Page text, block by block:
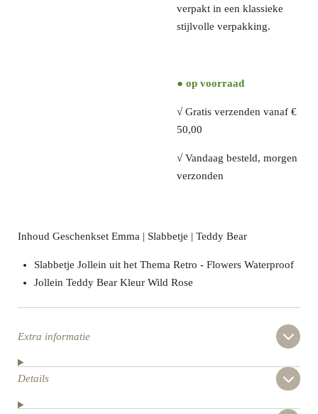
verpakt in een klassieke
stijlvolle verpakking.
● op voorraad
√ Gratis verzenden vanaf €
50,00
√ Vandaag besteld, morgen
verzonden
Inhoud Geschenkset Emma | Slabbetje | Teddy Bear
Slabbetje Jollein uit het Thema Retro - Flowers Waterproof
Jollein Teddy Bear Kleur Wild Rose
Extra informatie
Details